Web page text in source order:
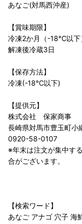
あなご(対馬西沖産)
【賞味期限】
冷凍2か月（-18℃以下
解凍後冷蔵3日
【保存方法】
冷凍(-18℃以下)
【提供元】
株式会社 保家商事
長崎県対馬市豊玉町
0920-58-0107
※年末は注文が集中す
合がございます。
【検索ワード】
あなご アナゴ 穴子 海